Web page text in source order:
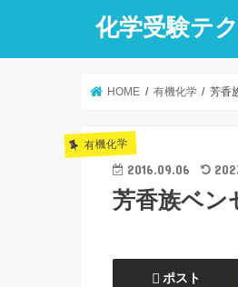
化学受験テ
HOME 有機化学 芳香
有機化学
2016.09.06
芳香族ベン
ポスト